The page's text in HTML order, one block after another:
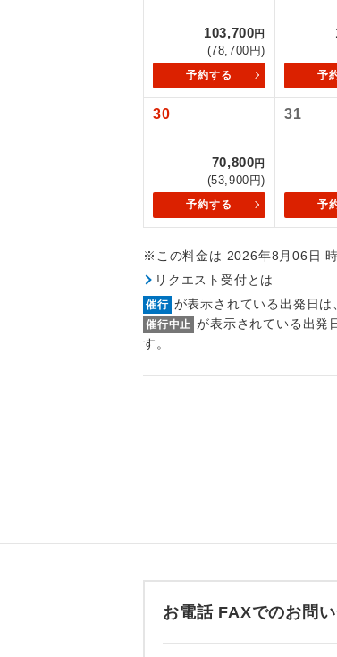
103,700円
(78,700円)
予約する 予
30
70,800円
(53,900円)
予約する
31
予
※この料金は 2026年8月06日
リクエスト受付とは
催行 が表示されている出発日は
催行中止 が表示されている出発
す。
お電話 FAXでのお問